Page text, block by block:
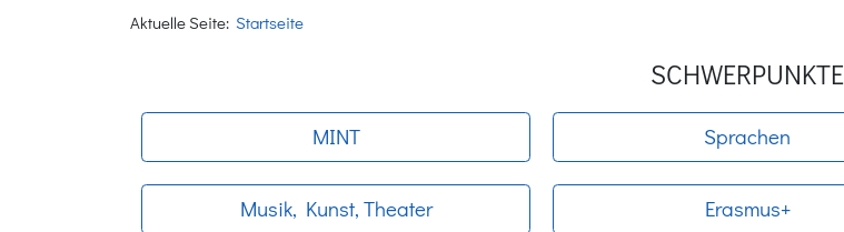
Aktuelle Seite: Startseite
SCHWERPUNKTE
MINT Sprachen
Musik, Kunst, Theater Erasmus+